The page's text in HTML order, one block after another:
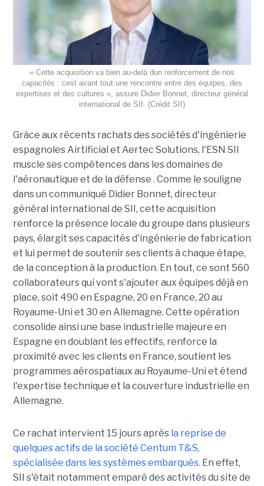
« Cette acquisition va bien au-delà dun renforcement de nos
capacités : cest avant tout une rencontre entre des équipes, des
expertises et des cultures », assure Didier Bonnet, directeur général
international de SII. (Crédit SII)
Grâce aux récents rachats des sociétés d'ingénierie
espagnoles Airtificial et Aertec Solutions, l'ESN SII
muscle ses compétences dans les domaines de
l'aéronautique et de la défense . Comme le souligne
dans un communiqué Didier Bonnet, directeur
général international de SII, cette acquisition
renforce la présence locale du groupe dans plusieurs
pays, élargit ses capacités d'ingénierie de fabrication
et lui permet de soutenir ses clients à chaque étape,
de la conception à la production. En tout, ce sont 560
collaborateurs qui vont s'ajouter aux équipes déjà en
place, soit 490 en Espagne, 20 en France, 20 au
Royaume-Uni et 30 en Allemagne. Cette opération
consolide ainsi une base industrielle majeure en
Espagne en doublant les effectifs, renforce la
proximité avec les clients en France, soutient les
programmes aérospatiaux au Royaume-Uni et étend
l'expertise technique et la couverture industrielle en
Allemagne.
Ce rachat intervient 15 jours après la reprise de
quelques actifs de la société Centum T&S,
spécialisée dans les systèmes embarqués. En effet,
SII s'était notamment emparé des activités du site de